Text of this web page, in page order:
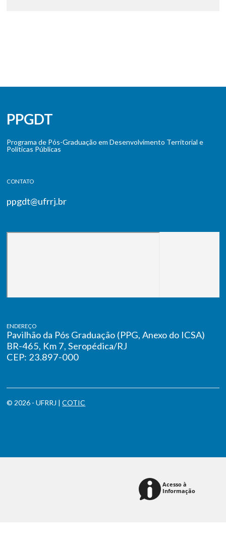
PPGDT
Programa de Pós-Graduação em Desenvolvimento Territorial e
Políticas Públicas
CONTATO
ppgdt@ufrrj.br
ENDEREÇO
Pavilhão da Pós Graduação (PPG, Anexo do ICSA)
BR-465, Km 7, Seropédica/RJ
CEP: 23.897-000
© 2026 - UFRRJ |COTIC